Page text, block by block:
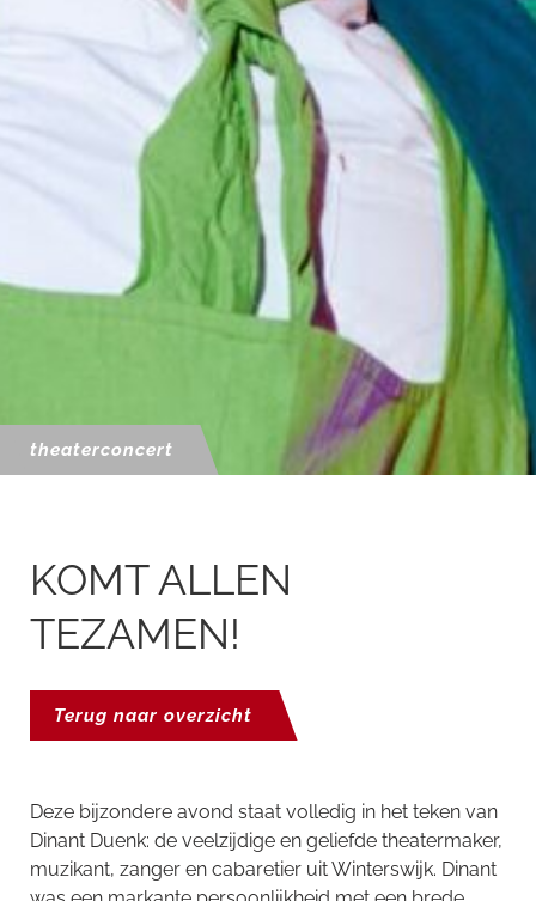
theaterconcert
KOMT ALLEN
TEZAMEN!
Terug naar overzicht
Deze bijzondere avond staat volledig in het teken van
Dinant Duenk: de veelzijdige en geliefde theatermaker,
muzikant, zanger en cabaretier uit Winterswijk. Dinant